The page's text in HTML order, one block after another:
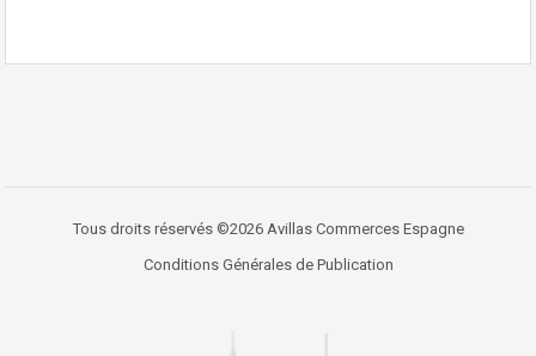
Tous droits réservés ©2026 Avillas Commerces Espagne
Conditions Générales de Publication